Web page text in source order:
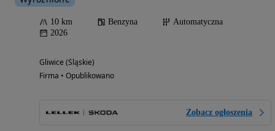
10 km Benzyna
Automatyczna
2026
Gliwice (Śląskie)
Firma • Opublikowano
Zobacz ogłoszenia